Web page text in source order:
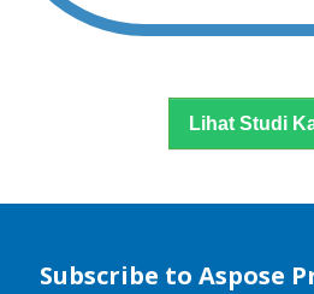
Lihat Studi
Subscribe to Aspose